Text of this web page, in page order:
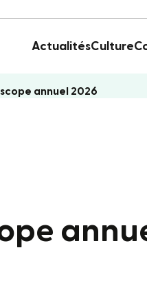
ActualitésCulture
annuel 2026